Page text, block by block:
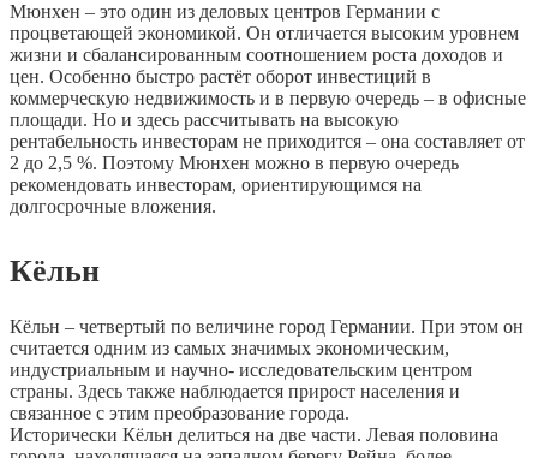
Мюнхен – это один из деловых центров Германии с
процветающей экономикой. Он отличается высоким уровнем
жизни и сбалансированным соотношением роста доходов и
цен. Особенно быстро растёт оборот инвестиций в
коммерческую недвижимость и в первую очередь – в офисные
площади. Но и здесь рассчитывать на высокую
рентабельность инвесторам не приходится – она составляет от
2 до 2,5 %. Поэтому Мюнхен можно в первую очередь
рекомендовать инвесторам, ориентирующимся на
долгосрочные вложения.
Кёльн
Кёльн – четвертый по величине город Германии. При этом он
считается одним из самых значимых экономическим,
индустриальным и научно- исследовательским центром
страны. Здесь также наблюдается прирост населения и
связанное с этим преобразование города.
Исторически Кёльн делиться на две части. Левая половина